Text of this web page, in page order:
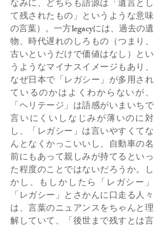
なみに、どちらも語源は「遺言とし
て残されたもの」というような意味
の言葉）。一方legacyには、過去の遺
物、時代遅れのしろもの（つまり、
古いというだけで価値はなし）とい
うようなマイナスイメージもあり、
なぜ日本で「レガシー」が多用され
ているのかはよくわからないが、
「ヘリテージ」は語感がいまいちで
言いにくいしなじみが薄いのに対
し、「レガシー」は言いやすくてな
んとなくかっこいいし、自動車の名
前にもあって親しみが持てるといっ
た程度のことではないだろうか。し
かし、もしかしたら「レガシー」
「レガシー」とさかんに口走る人々
は、言葉のニュアンスをちゃんと理
解していて、「後世まで残すとは言